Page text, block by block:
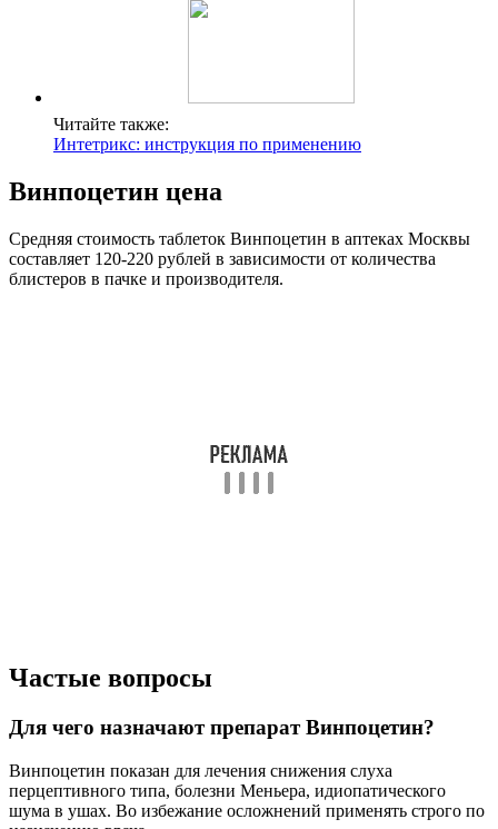
Читайте также:
Интетрикс: инструкция по применению
Винпоцетин цена
Средняя стоимость таблеток Винпоцетин в аптеках Москвы
составляет 120-220 рублей в зависимости от количества
блистеров в пачке и производителя.
Частые вопросы
Для чего назначают препарат Винпоцетин?
Винпоцетин показан для лечения снижения слуха
перцептивного типа, болезни Меньера, идиопатического
шума в ушах. Во избежание осложнений применять строго по